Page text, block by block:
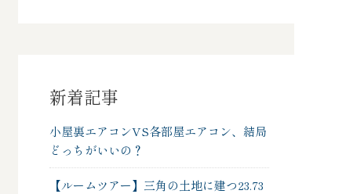
新着記事
小屋裏エアコンVS各部屋エアコン、結局
どっちがいいの？
【ルームツアー】三角の土地に建つ23.73